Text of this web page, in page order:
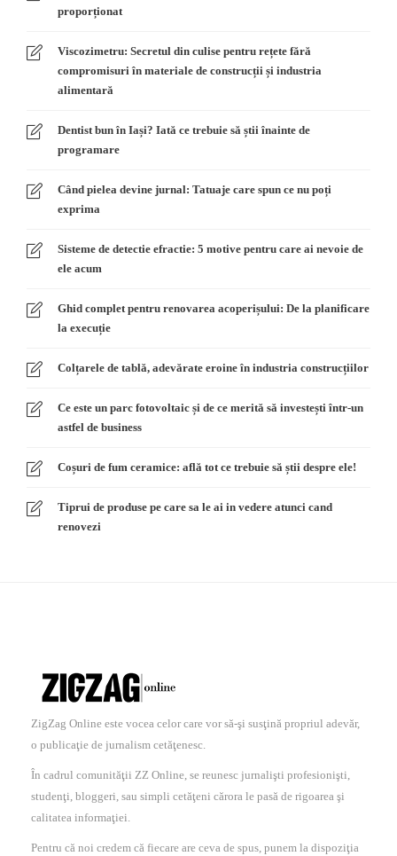
proporționat
Viscozimetru: Secretul din culise pentru rețete fără
compromisuri în materiale de construcții și industria
alimentară
Dentist bun în Iași? Iată ce trebuie să știi înainte de
programare
Când pielea devine jurnal: Tatuaje care spun ce nu poți
exprima
Sisteme de detectie efractie: 5 motive pentru care ai nevoie de
ele acum
Ghid complet pentru renovarea acoperișului: De la planificare
la execuție
Colțarele de tablă, adevărate eroine în industria construcțiilor
Ce este un parc fotovoltaic și de ce merită să investești într-un
astfel de business
Coșuri de fum ceramice: află tot ce trebuie să știi despre ele!
Tiprui de produse pe care sa le ai in vedere atunci cand
renovezi
ZigZag Online este vocea celor care vor să-şi susţină propriul adevăr,
o publicaţie de jurnalism cetăţenesc.
În cadrul comunităţii ZZ Online, se reunesc jurnalişti profesionişti,
studenţi, bloggeri, sau simpli cetăţeni cărora le pasă de rigoarea şi
calitatea informaţiei.
Pentru că noi credem că fiecare are ceva de spus, punem la dispoziţia